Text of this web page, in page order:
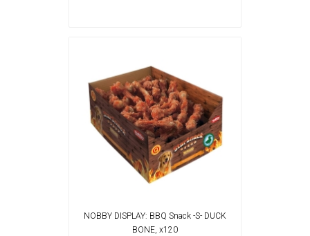
NOBBY DISPLAY: BBQ Snack -S- DUCK
BONE, x120